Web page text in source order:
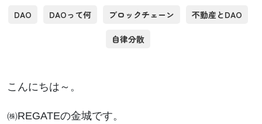
DAO DAOって何 ブロックチェーン 不動産とDAO
自律分散
こんにちは～。
㈱REGATEの金城です。